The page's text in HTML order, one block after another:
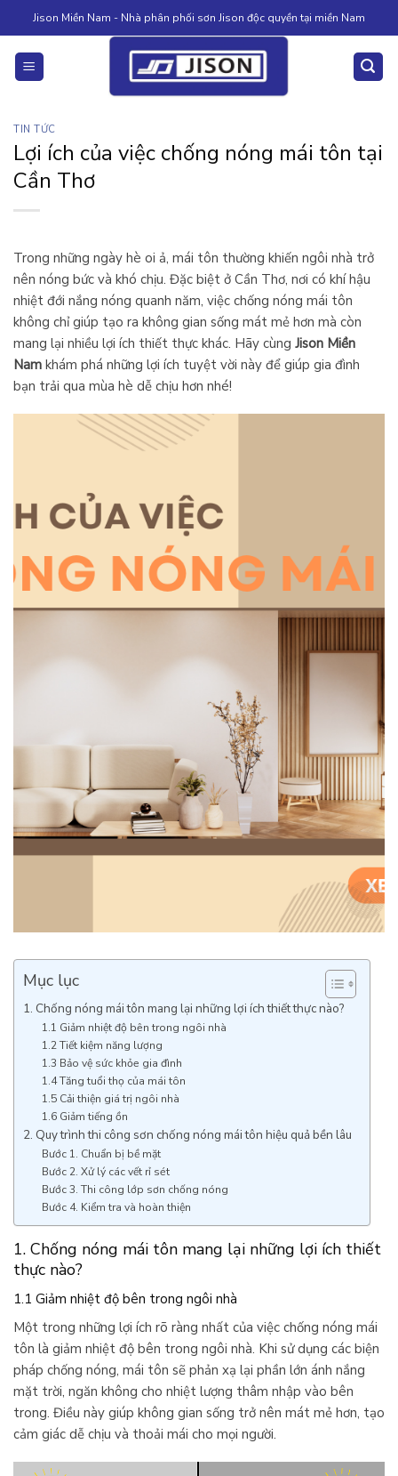
to
content
Jison Miền Nam - Nhà phân phối sơn Jison độc quyền tại miền Nam
TIN TỨC
Lợi ích của việc chống nóng mái tôn tại
Cần Thơ
Trong những ngày hè oi ả, mái tôn thường khiến ngôi nhà trở
nên nóng bức và khó chịu. Đặc biệt ở Cần Thơ, nơi có khí hậu
nhiệt đới nắng nóng quanh năm, việc chống nóng mái tôn
không chỉ giúp tạo ra không gian sống mát mẻ hơn mà còn
mang lại nhiều lợi ích thiết thực khác. Hãy cùng Jison Miền
Nam khám phá những lợi ích tuyệt vời này để giúp gia đình
bạn trải qua mùa hè dễ chịu hơn nhé!
Mục lục
1. Chống nóng mái tôn mang lại những lợi ích thiết thực nào?
1.1 Giảm nhiệt độ bên trong ngôi nhà
1.2 Tiết kiệm năng lượng
1.3 Bảo vệ sức khỏe gia đình
1.4 Tăng tuổi thọ của mái tôn
1.5 Cải thiện giá trị ngôi nhà
1.6 Giảm tiếng ồn
2. Quy trình thi công sơn chống nóng mái tôn hiệu quả bền lâu
Bước 1. Chuẩn bị bề mặt
Bước 2. Xử lý các vết rỉ sét
Bước 3. Thi công lớp sơn chống nóng
Bước 4. Kiểm tra và hoàn thiện
1. Chống nóng mái tôn mang lại những lợi ích thiết
thực nào?
1.1 Giảm nhiệt độ bên trong ngôi nhà
Một trong những lợi ích rõ ràng nhất của việc chống nóng mái
tôn là giảm nhiệt độ bên trong ngôi nhà. Khi sử dụng các biện
pháp chống nóng, mái tôn sẽ phản xạ lại phần lớn ánh nắng
mặt trời, ngăn không cho nhiệt lượng thâm nhập vào bên
trong. Điều này giúp không gian sống trở nên mát mẻ hơn, tạo
cảm giác dễ chịu và thoải mái cho mọi người.